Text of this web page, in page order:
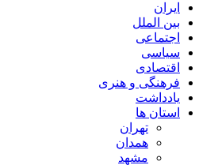
ایران
بین الملل
اجتماعی
سیاسی
اقتصادی
فرهنگی و هنری
یادداشت
استان ها
تهران
همدان
مشهد